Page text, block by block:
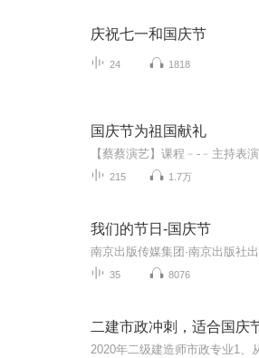
庆祝七一和国庆节
24 1818
国庆节为祖国献礼
215 1.7万
我们的节日-国庆节
35 8076
二建市政冲刺，适合国庆